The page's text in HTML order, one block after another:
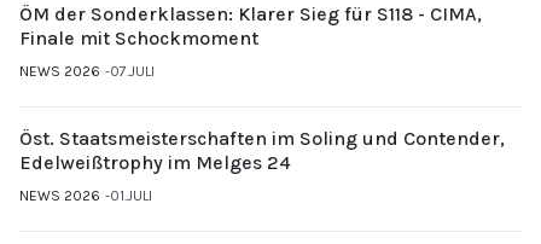
ÖM der Sonderklassen: Klarer Sieg für S118 - CIMA,
Finale mit Schockmoment
NEWS 2026 07.JULI
Öst. Staatsmeisterschaften im Soling und Contender,
Edelweißtrophy im Melges 24
NEWS 2026 01.JULI